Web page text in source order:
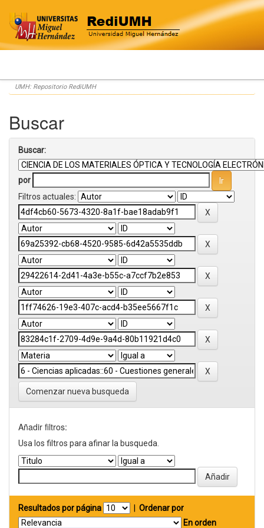
Skip
navigation
UMH: Repositorio RediUMH
Buscar
Buscar:
por
Filtros actuales:
Comenzar nueva busqueda
Añadir filtros:
Usa los filtros para afinar la busqueda.
Resultados por página
Ordenar por
En orden